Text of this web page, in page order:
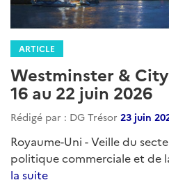
ARTICLE
Westminster & City
16 au 22 juin 2026
Rédigé par : DG Trésor 23 juin
Royaume-Uni - Veille du
politique commerciale et de
la suite